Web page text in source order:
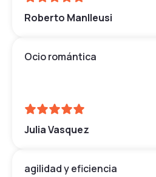
Roberto Manlleusi
Julia Vasquez
Ocio romántica
agilidad y eficiencia